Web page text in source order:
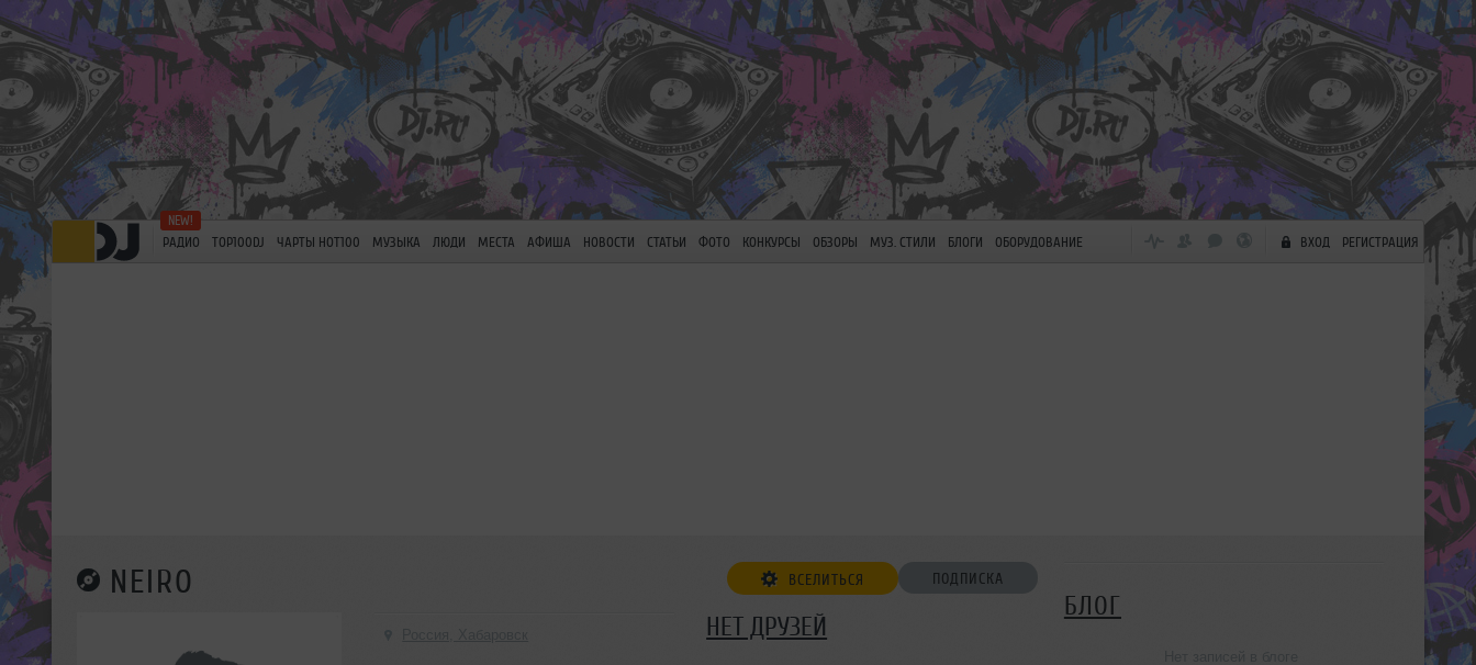
РАДИО TOP100DJ ЧАРТЫ HOT100 МУЗЫКА ЛЮДИ МЕСТА АФИША НОВОСТИ СТАТЬИ ФОТО КОНКУРСЫ ОБЗОРЫ МУЗ. СТИЛИ БЛОГИ ОБОРУДОВАНИЕ ВХОД РЕГИСТРАЦИЯ
NEIRO ПОДПИСКА
ВСЕЛИТЬСЯ
НЕТ ДРУЗЕЙ
БЛОГ